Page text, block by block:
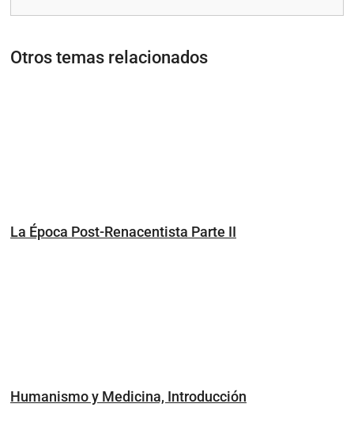
Otros temas relacionados
La Época Post-Renacentista Parte II
Humanismo y Medicina, Introducción